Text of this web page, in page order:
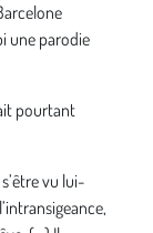
une parodie
pourtant
vu lui-